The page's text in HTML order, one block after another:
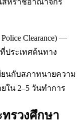
นสหราชอาณาจักร
Clearance) —
ประเทศต้นทาง
ยนกับสภาทนายความ
ใน 2–5 วันทำการ
รวงศึกษา